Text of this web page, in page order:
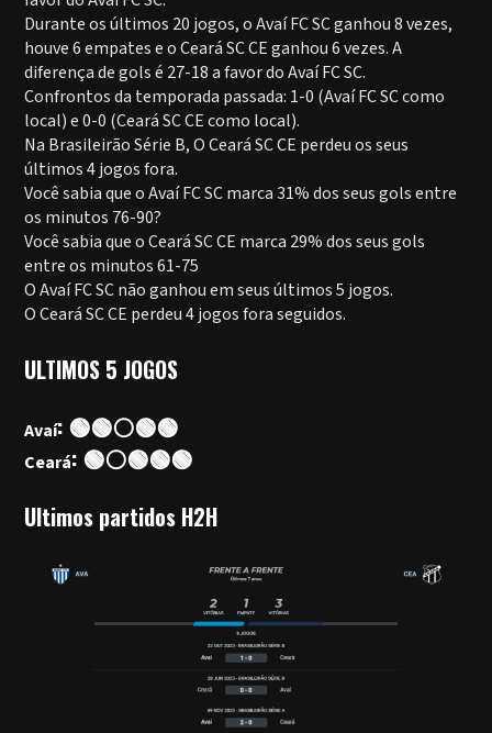
Durante os últimos 20 jogos, o Avaí FC SC ganhou 8 vezes,
houve 6 empates e o Ceará SC CE ganhou 6 vezes. A
diferença de gols é 27-18 a favor do Avaí FC SC.
Confrontos da temporada passada: 1-0 (Avaí FC SC como
local) e 0-0 (Ceará SC CE como local).
Na Brasileirão Série B, O Ceará SC CE perdeu os seus
últimos 4 jogos fora.
Você sabia que o Avaí FC SC marca 31% dos seus gols entre
os minutos 76-90?
Você sabia que o Ceará SC CE marca 29% dos seus gols
entre os minutos 61-75
O Avaí FC SC não ganhou em seus últimos 5 jogos.
O Ceará SC CE perdeu 4 jogos fora seguidos.
ULTIMOS 5 JOGOS
Avaí: 🟢🟢⚪🟢🟢
Ceará: 🟢⚪🟢🟢🟢
Ultimos partidos H2H